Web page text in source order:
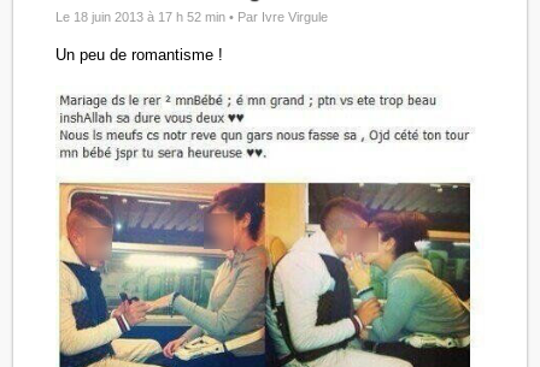
Le 18 juin 2013 à 17 h 52 min • Par Ivre Virgule
Un peu de romantisme !